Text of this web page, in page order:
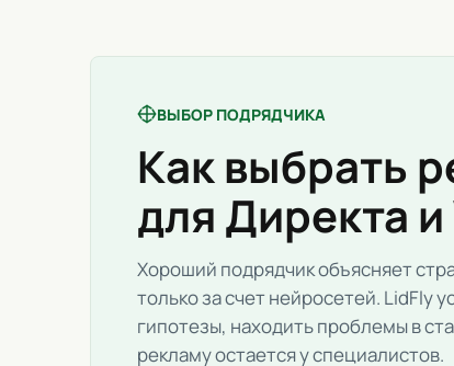
ВЫБОР ПОДРЯДЧИКА
Как выбрать
для Директа и
Хороший подрядчик объясняет
только за счет нейросетей. LidFly
гипотезы, находить проблемы в
рекламу остается у специалистов.